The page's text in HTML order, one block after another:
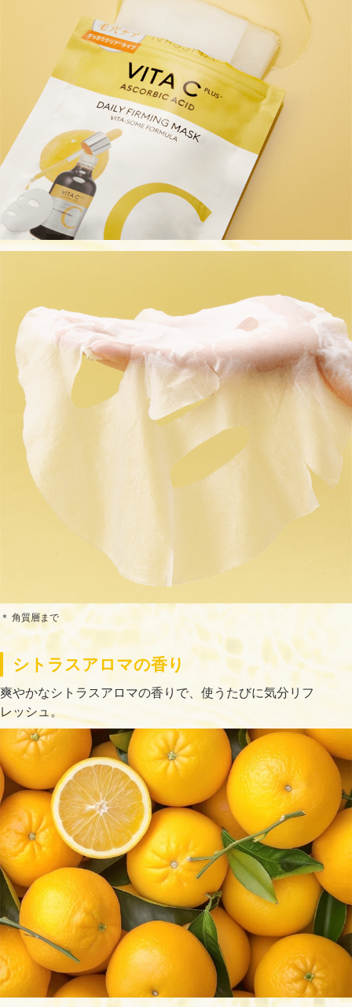
＊ 角質層まで
シトラスアロマの香り
爽やかなシトラスアロマの香りで、使うたびに気分リフ
レッシュ。